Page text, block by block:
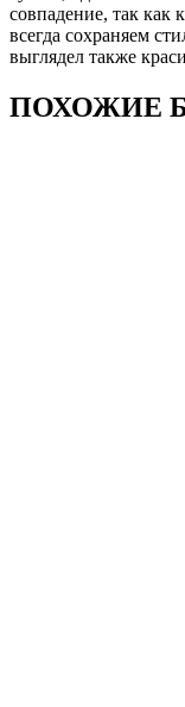
совпадение, так
всегда сохраняем
выглядел также
ПОХОЖИЕ